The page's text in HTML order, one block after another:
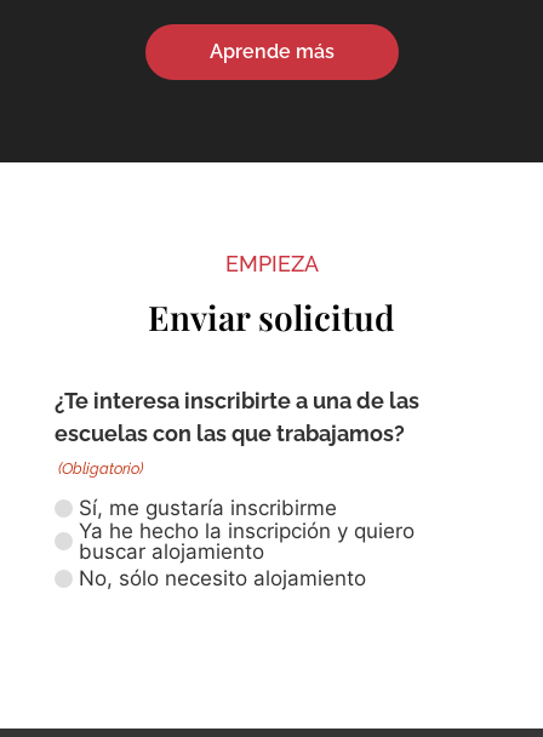
Aprende más
EMPIEZA
Enviar solicitud
¿Te interesa inscribirte a una de las
escuelas con las que trabajamos?
(Obligatorio)
Sí, me gustaría inscribirme
Ya he hecho la inscripción y quiero
buscar alojamiento
No, sólo necesito alojamiento